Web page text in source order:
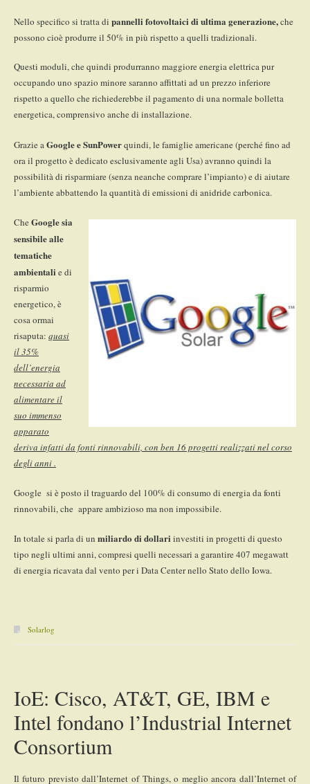
Nello specifico si tratta di pannelli fotovoltaici di ultima generazione,che
possono cioè produrre il 50% in più rispetto a quelli tradizionali.
Questi moduli, che quindi produrranno maggiore energia elettrica pur
occupando uno spazio minore saranno affittati ad un prezzo inferiore
rispetto a quello che richiederebbe il pagamento di una normale bolletta
energetica, comprensivo anche di installazione.
Grazie aGoogle e SunPowerquindi, le famiglie americane (perché fino ad
ora il progetto è dedicato esclusivamente agli Usa) avranno quindi la
possibilità di risparmiare (senza neanche comprare l’impianto) e di aiutare
l’ambiente abbattendo la quantità di emissioni di anidride carbonica.
Che Google sia
sensibile alle
tematiche
ambientali e di
risparmio
energetico, è
cosa ormai
risaputa: quasi
il 35%
dell’energia
necessaria ad
alimentare il
suo immenso
apparato
deriva infatti da fonti rinnovabili, con ben 16 progetti realizzati nel corso
degli anni .
Google si è posto il traguardo del 100% di consumo di energia da fonti
rinnovabili, che appare ambizioso ma non impossibile.
In totale si parla di un miliardo di dollari investiti in progetti di questo
tipo negli ultimi anni, compresi quelli necessari a garantire 407 megawatt
di energia ricavata dal vento per i Data Center nello Stato dello Iowa.
Solarlog
IoE: Cisco, AT&T, GE, IBM e
Intel fondano l’Industrial Internet
Consortium
Il futuro previsto dall’Internet of Things, o meglio ancora dall’Internet of